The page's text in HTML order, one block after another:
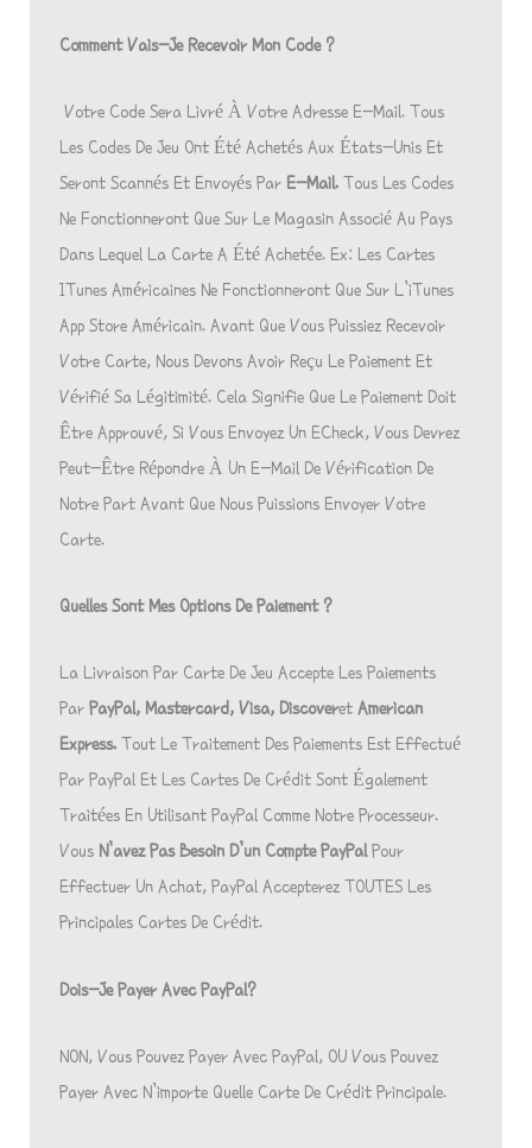
Comment Vais-Je Recevoir Mon Code ?
Votre Code Sera Livré À Votre Adresse E-Mail. Tous
Les Codes De Jeu Ont Été Achetés Aux États-Unis Et
Seront Scannés Et Envoyés Par E-Mail. Tous Les Codes
Ne Fonctionneront Que Sur Le Magasin Associé Au Pays
Dans Lequel La Carte A Été Achetée. Ex: Les Cartes
ITunes Américaines Ne Fonctionneront Que Sur L’iTunes
App Store Américain. Avant Que Vous Puissiez Recevoir
Votre Carte, Nous Devons Avoir Reçu Le Paiement Et
Vérifié Sa Légitimité. Cela Signifie Que Le Paiement Doit
Être Approuvé, Si Vous Envoyez Un ECheck, Vous Devrez
Peut-Être Répondre À Un E-Mail De Vérification De
Notre Part Avant Que Nous Puissions Envoyer Votre
Carte.
Quelles Sont Mes Options De Paiement ?
La Livraison Par Carte De Jeu Accepte Les Paiements
ParPayPal, Mastercard, Visa, DiscoverEtAmerican
Express. Tout Le Traitement Des Paiements Est Effectué
Par PayPal Et Les Cartes De Crédit Sont Également
Traitées En Utilisant PayPal Comme Notre Processeur.
Vous N’avez Pas Besoin D’un Compte PayPalPour
Effectuer Un Achat, PayPal Accepterez TOUTES Les
Principales Cartes De Crédit.
Dois-Je Payer Avec PayPal?
NON, Vous Pouvez Payer Avec PayPal, OU Vous Pouvez
Payer Avec N’importe Quelle Carte De Crédit Principale.